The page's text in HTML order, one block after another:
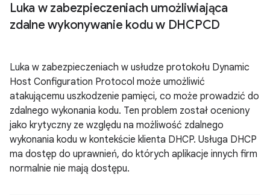
Luka w zabezpieczeniach umożliwiająca
zdalne wykonywanie kodu w DHCPCD
Luka w zabezpieczeniach w usłudze protokołu Dynamic
Host Configuration Protocol może umożliwić
atakującemu uszkodzenie pamięci, co może prowadzić do
zdalnego wykonania kodu. Ten problem został oceniony
jako krytyczny ze względu na możliwość zdalnego
wykonania kodu w kontekście klienta DHCP. Usługa DHCP
ma dostęp do uprawnień, do których aplikacje innych firm
normalnie nie mają dostępu.